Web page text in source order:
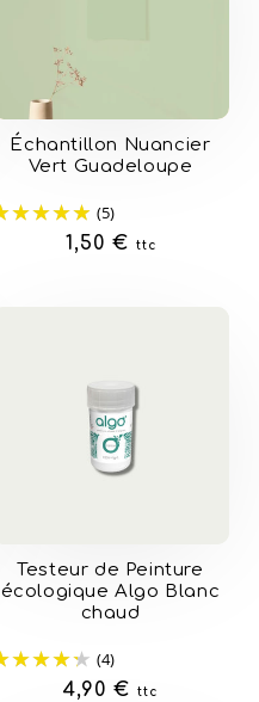
Échantillon Nuancier
Vert Guadeloupe
(5)
Prix
1,50 € ttc
Testeur de Peinture
écologique Algo Blanc
chaud
(4)
Prix
4,90 € ttc